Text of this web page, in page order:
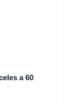
a 60